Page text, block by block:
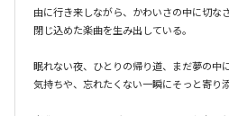
由に行き来しながら、かわいさの中に切な
閉じ込めた楽曲を生み出している。
眠れない夜、ひとりの帰り道、まだ夢の中
気持ちや、忘れたくない一瞬にそっと寄り